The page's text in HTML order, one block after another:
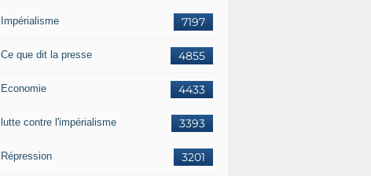
7197
Impérialisme
4855
Ce que dit la presse
4433
Economie
3393
lutte contre l'impérialisme
3201
Répression